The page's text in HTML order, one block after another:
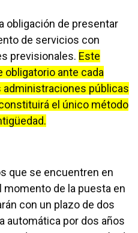
obligación de presentar
de servicios con
previsionales. Este
ante cada
administraciones públicas
el único método
que se encuentren en
momento de la puesta en
con un plazo de dos
automática por dos años